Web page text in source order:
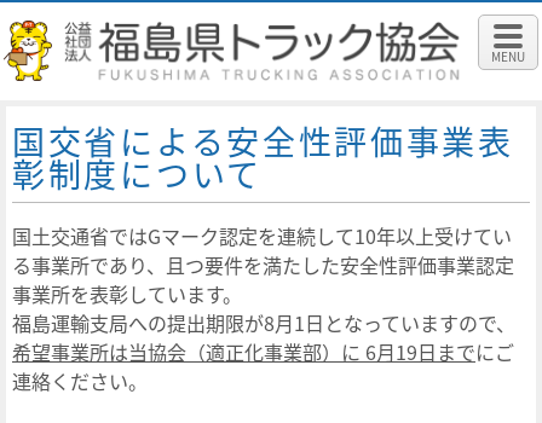
MENU
国交省による安全性評価事業表
彰制度について
国土交通省ではGマーク認定を連続して10年以上受けてい
る事業所であり、且つ要件を満たした安全性評価事業認定
事業所を表彰しています。
福島運輸支局への提出期限が8月1日となっていますので、
希望事業所は当協会（適正化事業部）に 6月19日までにご
連絡ください。